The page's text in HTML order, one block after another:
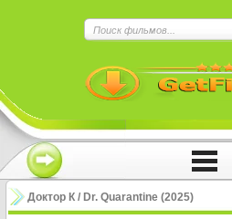
Доктор К / Dr. Quarantine (2025)
Нажмите на
!!!Если Вы с телефона
троеточие в правом